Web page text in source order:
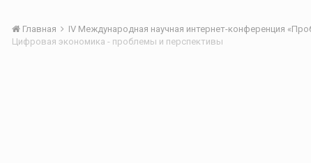
Главная
Цифровая экономика - проблемы и перспективы